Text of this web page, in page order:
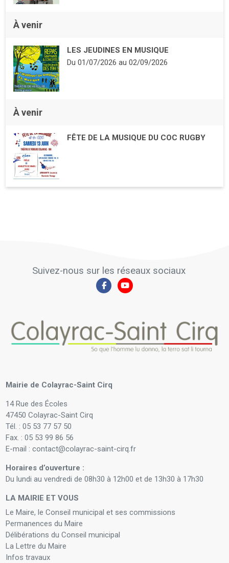
À venir
LES JEUDINES EN MUSIQUE
Du 01/07/2026au 02/09/2026
À venir
FÊTE DE LA MUSIQUE DU COC RUGBY
Suivez-nous sur les réseaux sociaux
Mairie de Colayrac-Saint Cirq
14 Rue des Écoles
47450 Colayrac-Saint Cirq
Tél. : 05 53 77 57 50
Fax. : 05 53 99 86 56
E-mail : contact@colayrac-saint-cirq.fr
Horaires d’ouverture :
Du lundi au vendredi de 08h30 à 12h00 et de 13h30 à 17h30
LA MAIRIE ET VOUS
Le Maire, le Conseil municipal et ses commissions
Permanences du Maire
Délibérations du Conseil municipal
La Lettre du Maire
Infos travaux